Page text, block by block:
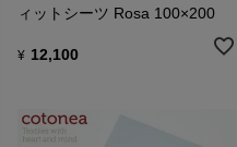
ィットシーツ Rosa 100×200
¥ 12,100